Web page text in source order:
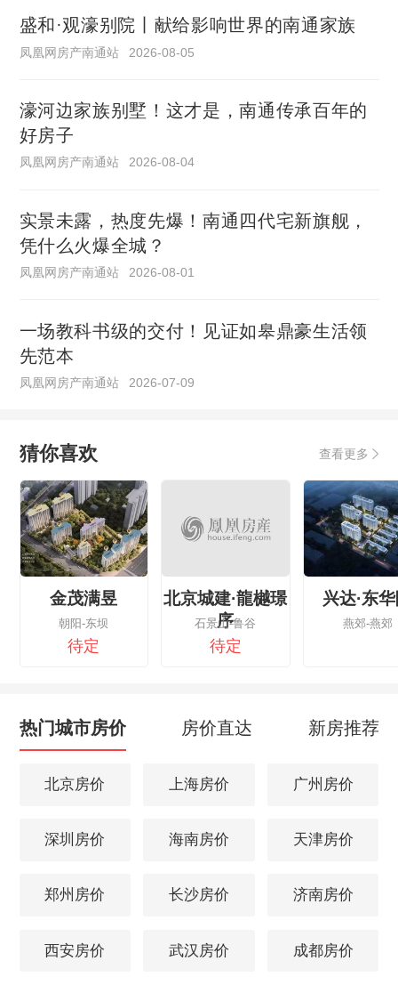
盛和·观濠别院丨献给影响世界的南通家族
凤凰网房产南通站 2026-08-05
濠河边家族别墅！这才是，南通传承百年的
好房子
凤凰网房产南通站 2026-08-04
实景未露，热度先爆！南通四代宅新旗舰，
凭什么火爆全城？
凤凰网房产南通站 2026-08-01
一场教科书级的交付！见证如皋鼎豪生活领
先范本
凤凰网房产南通站 2026-07-09
猜你喜欢 查看更多
金茂满昱
朝阳-东坝
待定
北京城建·龍樾璟
序
石景山-鲁谷
待定
兴达·东
燕郊-燕郊
热门城市房价 房价直达 新房推荐
北京房价 上海房价 广州房价
深圳房价 海南房价 天津房价
郑州房价 长沙房价 济南房价
西安房价 武汉房价 成都房价